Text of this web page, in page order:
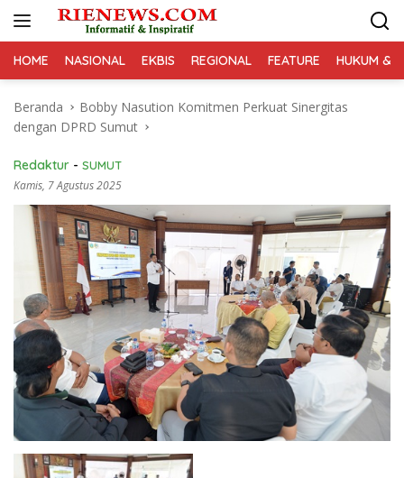
HOME NASIONAL EKBIS REGIONAL FEATURE HUKUM &
Beranda
Bobby Nasution Komitmen Perkuat Sinergitas
dengan DPRD Sumut
Redaktur - SUMUT
Kamis, 7 Agustus 2025